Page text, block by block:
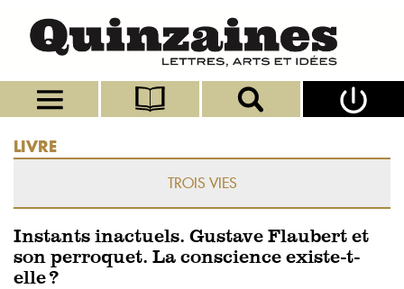
LIVRE
TROIS VIES
Instants inactuels. Gustave Flaubert et
son perroquet. La conscience existe-t-
elle ?